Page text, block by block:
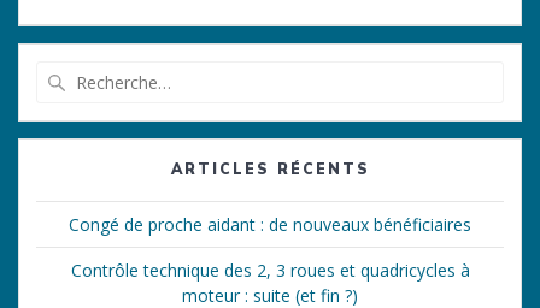
:
ARTICLES RÉCENTS
Congé de proche aidant : de nouveaux bénéficiaires
Contrôle technique des 2, 3 roues et quadricycles à
moteur : suite (et fin ?)